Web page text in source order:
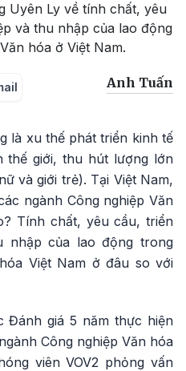
Uyên Ly về tính chất, yêu
và thu nhập của lao động
hóa ở Việt Nam.
Anh Tuấn
là xu thế phát triển kinh tế
thế giới, thu hút lượng lớn
và giới trẻ). Tại Việt Nam,
ngành Công nghiệp Văn
Tính chất, yêu cầu, triển
nhập của lao động trong
Việt Nam ở đâu so với
Đánh giá 5 năm thực hiện
Công nghiệp Văn hóa
viên VOV2 phỏng vấn